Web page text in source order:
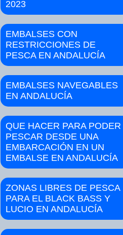
2023
EMBALSES CON
RESTRICCIONES DE
PESCA EN ANDALUCÍA
EMBALSES NAVEGABLES
EN ANDALUCÍA
QUE HACER PARA PODER
PESCAR DESDE UNA
EMBARCACIÓN EN UN
EMBALSE EN ANDALUCÍA
ZONAS LIBRES DE PESCA
PARA EL BLACK BASS Y
LUCIO EN ANDALUCÍA